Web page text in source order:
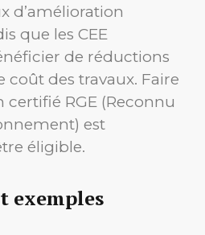
d’amélioration
que les CEE
de réductions
coût des travaux. Faire
certifié RGE (Reconnu
est
éligible.
exemples